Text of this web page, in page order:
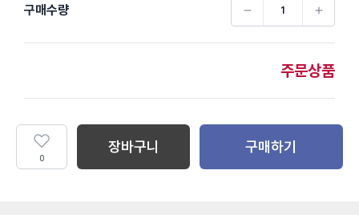
구매수량
주문상품
0
장바구니 구매하기